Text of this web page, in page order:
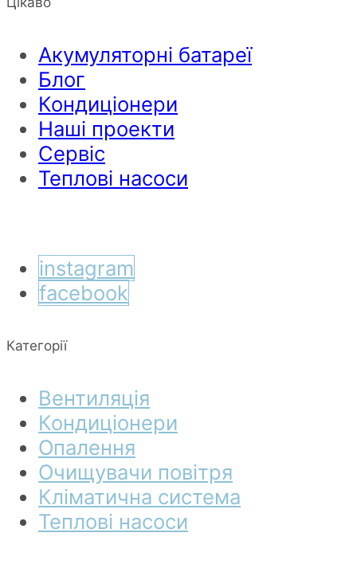
Акумуляторні батареї
Блог
Кондиціонери
Наші проекти
Сервіс
Теплові насоси
instagram
facebook
Категорії
Вентиляція
Кондиціонери
Опалення
Очищувачи повітря
Кліматична система
Теплові насоси